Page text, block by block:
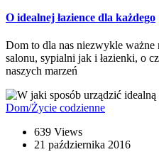
O idealnej łazience dla każdego
Dom to dla nas niezwykle ważne
salonu, sypialni jak i łazienki, o
naszych marzeń
Dom/Życie codzienne
639 Views
21 października 2016